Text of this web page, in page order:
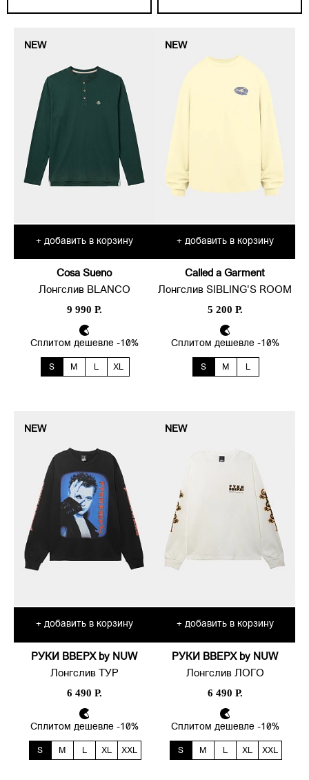
NEW
+ добавить в корзину
Cosa Sueno
Лонгслив BLANCO
9 990 Р.
Сплитом дешевле -10%
S M L XL
NEW
+ добавить в корзину
Called a Garment
Лонгслив SIBLING'S ROOM
5 200 Р.
Сплитом дешевле -10%
S M L
NEW
+ добавить в корзину
РУКИ ВВЕРХ by NUW
Лонгслив ТУР
6 490 Р.
Сплитом дешевле -10%
S M L XL XXL
NEW
+ добавить в корзину
РУКИ ВВЕРХ by NUW
Лонгслив ЛОГО
6 490 Р.
Сплитом дешевле -10%
S M L XL XXL